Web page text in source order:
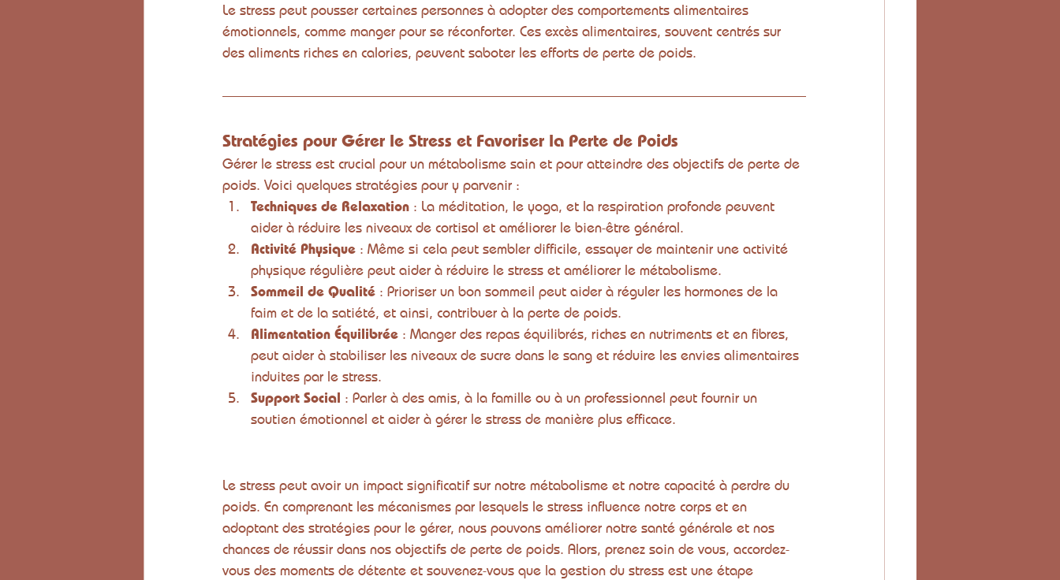
Le stress peut pousser certaines personnes à adopter des comportements alimentaires
émotionnels, comme manger pour se réconforter. Ces excès alimentaires, souvent centrés sur
des aliments riches en calories, peuvent saboter les efforts de perte de poids.
Stratégies pour Gérer le Stress et Favoriser la Perte de Poids
Gérer le stress est crucial pour un métabolisme sain et pour atteindre des objectifs de perte de
poids. Voici quelques stratégies pour y parvenir :
Techniques de Relaxation : La méditation, le yoga, et la respiration profonde peuvent
aider à réduire les niveaux de cortisol et améliorer le bien-être général.
Activité Physique : Même si cela peut sembler difficile, essayer de maintenir une activité
physique régulière peut aider à réduire le stress et améliorer le métabolisme.
Sommeil de Qualité : Prioriser un bon sommeil peut aider à réguler les hormones de la
faim et de la satiété, et ainsi, contribuer à la perte de poids.
Alimentation Équilibrée : Manger des repas équilibrés, riches en nutriments et en fibres,
peut aider à stabiliser les niveaux de sucre dans le sang et réduire les envies alimentaires
induites par le stress.
Support Social : Parler à des amis, à la famille ou à un professionnel peut fournir un
soutien émotionnel et aider à gérer le stress de manière plus efficace.
Le stress peut avoir un impact significatif sur notre métabolisme et notre capacité à perdre du
poids. En comprenant les mécanismes par lesquels le stress influence notre corps et en
adoptant des stratégies pour le gérer, nous pouvons améliorer notre santé générale et nos
chances de réussir dans nos objectifs de perte de poids. Alors, prenez soin de vous, accordez-
vous des moments de détente et souvenez-vous que la gestion du stress est une étape